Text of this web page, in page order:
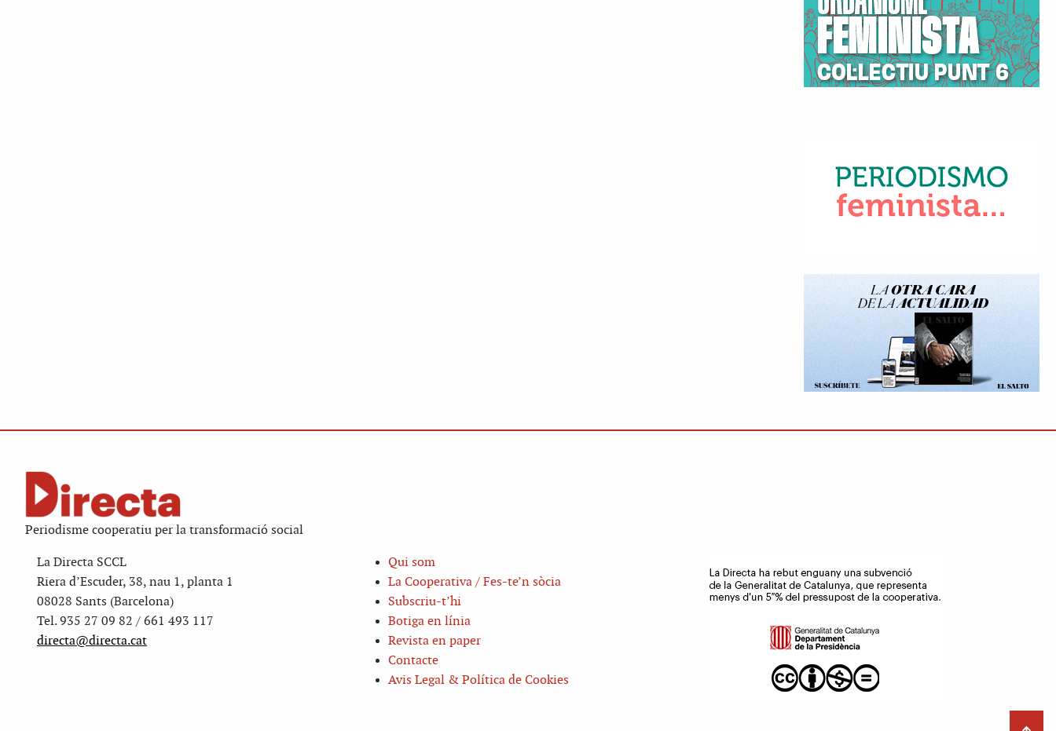
Periodisme cooperatiu per la transformació social
La Directa SCCL
Riera d’Escuder, 38, nau 1, planta 1
08028 Sants (Barcelona)
Tel. 935 27 09 82 / 661 493 117
directa@directa.cat
Qui som
La Cooperativa / Fes-te’n sòcia
Subscriu-t’hi
Botiga en línia
Revista en paper
Contacte
Avis Legal & Política de Cookies